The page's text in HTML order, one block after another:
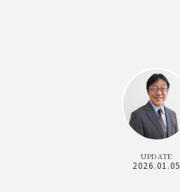
UPDATE
2026.01.05